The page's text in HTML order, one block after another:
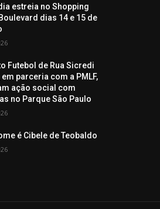
estreia no Shopping
dias 14 e 15 de
Futebol de Rua Sicredi
em parceria com a PMLF,
ação social com
no Parque São Paulo
é Cibele de Teobaldo